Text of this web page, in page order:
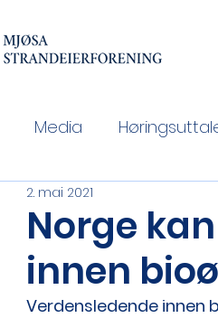
Media
Norge
innen
2. mai 2021
Verdensledende innen